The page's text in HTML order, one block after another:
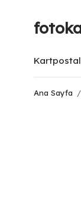
Ana Sayfa /